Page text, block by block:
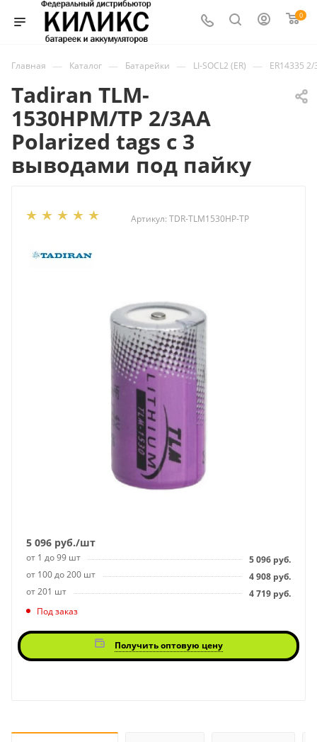
0
Главная — Каталог — Батарейки — LI-SOCL2 (ER) — ER14335 2/
Tadiran TLM-
1530HPM/TP 2/3AA
Polarized tags с 3
выводами под пайку
Артикул: TDR-TLM1530HP-TP
5 096 руб./шт
от 1 до 99 шт 5 096 руб.
от 100 до 200 шт
4 908 руб.
от 201 шт
4 719 руб.
Под заказ
Получить оптовую цену